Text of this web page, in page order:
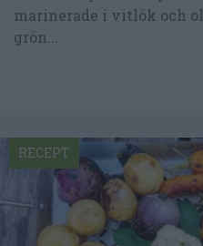
marinerade i vitlök och
grön...
RECEPT